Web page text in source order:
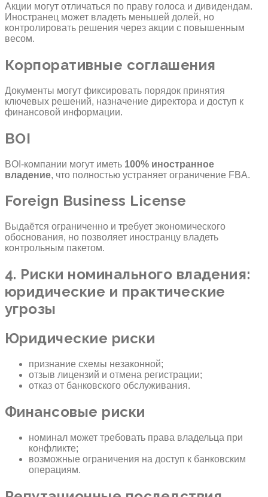
Акции могут отличаться по праву голоса и дивидендам.
Иностранец может владеть меньшей долей, но
контролировать решения через акции с повышенным
весом.
Корпоративные соглашения
Документы могут фиксировать порядок принятия
ключевых решений, назначение директора и доступ к
финансовой информации.
BOI
BOI-компании могут иметь 100% иностранное
владение, что полностью устраняет ограничение FBA.
Foreign Business License
Выдаётся ограниченно и требует экономического
обоснования, но позволяет иностранцу владеть
контрольным пакетом.
4. Риски номинального владения:
юридические и практические
угрозы
Юридические риски
признание схемы незаконной;
отзыв лицензий и отмена регистрации;
отказ от банковского обслуживания.
Финансовые риски
номинал может требовать права владельца при
конфликте;
возможные ограничения на доступ к банковским
операциям.